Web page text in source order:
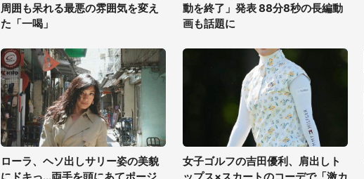
周囲も呆れる最悪の雰囲気を変え
た「一喝」
動を終了」発表 88分8秒の長編動
画も話題に
ローラ、ヘソ出しサリー姿の美貌
女子ゴルフの吉田優利、肩出しト